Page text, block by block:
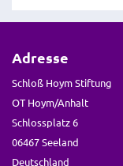
Adresse
Schloß Hoym Stiftung
OT Hoym/Anhalt
Schlossplatz 6
06467 Seeland
Deutschland